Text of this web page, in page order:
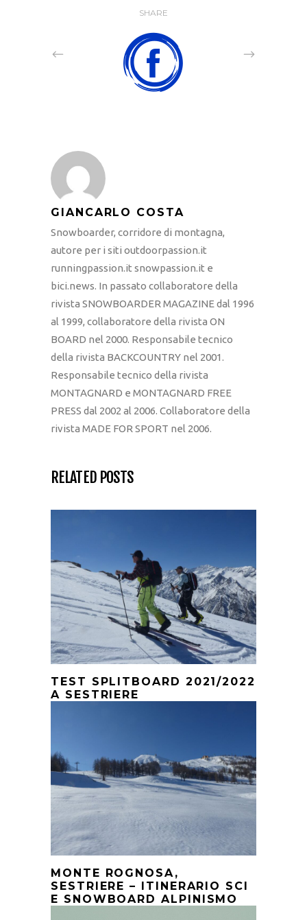
SHARE
GIANCARLO COSTA
Snowboarder, corridore di montagna,
autore per i siti outdoorpassion.it
runningpassion.it snowpassion.it e
bici.news. In passato collaboratore della
rivista SNOWBOARDER MAGAZINE dal 1996
al 1999, collaboratore della rivista ON
BOARD nel 2000. Responsabile tecnico
della rivista BACKCOUNTRY nel 2001.
Responsabile tecnico della rivista
MONTAGNARD e MONTAGNARD FREE
PRESS dal 2002 al 2006. Collaboratore della
rivista MADE FOR SPORT nel 2006.
RELATED POSTS
TEST SPLITBOARD 2021/2022
A SESTRIERE
MONTE ROGNOSA,
SESTRIERE – ITINERARIO SCI
E SNOWBOARD ALPINISMO